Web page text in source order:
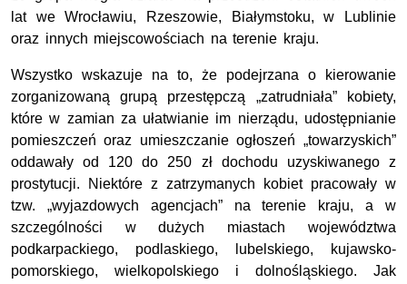
lat we Wrocławiu, Rzeszowie, Białymstoku, w Lublinie
oraz innych miejscowościach na terenie kraju.
Wszystko wskazuje na to, że podejrzana o kierowanie
zorganizowaną grupą przestępczą „zatrudniała” kobiety,
które w zamian za ułatwianie im nierządu, udostępnianie
pomieszczeń oraz umieszczanie ogłoszeń „towarzyskich”
oddawały od 120 do 250 zł dochodu uzyskiwanego z
prostytucji. Niektóre z zatrzymanych kobiet pracowały w
tzw. „wyjazdowych agencjach” na terenie kraju, a w
szczególności w dużych miastach województwa
podkarpackiego, podlaskiego, lubelskiego, kujawsko-
pomorskiego, wielkopolskiego i dolnośląskiego. Jak